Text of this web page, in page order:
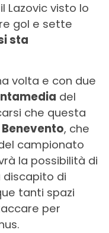
Lazovic visto lo
gol e sette
sta
volta e con due
del
che questa
Benevento, che
campionato
la possibilità di
discapito di
tanti spazi
per